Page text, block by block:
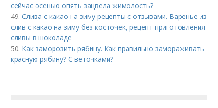
сейчас осенью опять зацвела жимолость?
49.Слива с какао на зиму рецепты с отзывами. Варенье из
слив с какао на зиму без косточек, рецепт приготовления
сливы в шоколаде
50. Как заморозить рябину. Как правильно замораживать
красную рябину? С веточками?